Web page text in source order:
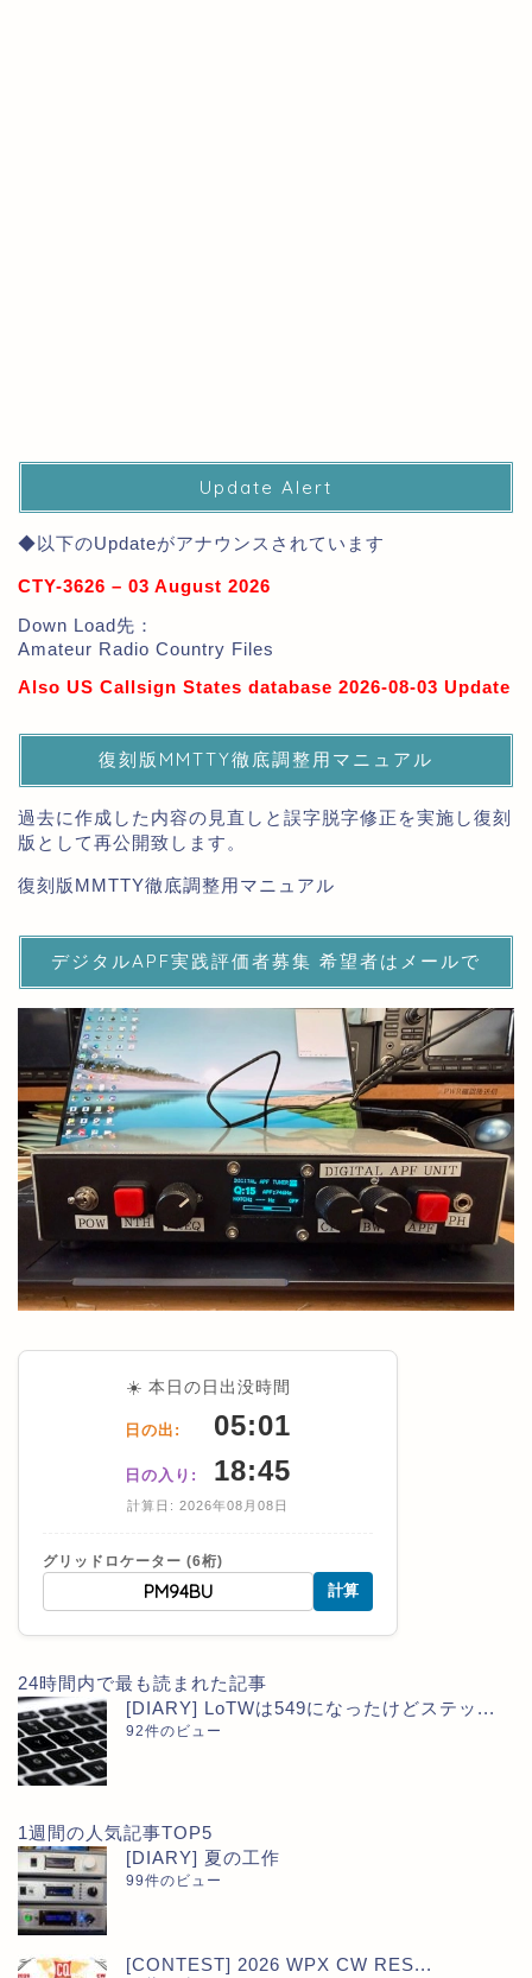
Update Alert
◆以下のUpdateがアナウンスされています
CTY-3626 – 03 August 2026
Down Load先：
Amateur Radio Country Files
Also US Callsign States database 2026-08-03 Update
復刻版MMTTY徹底調整用マニュアル
過去に作成した内容の見直しと誤字脱字修正を実施し復刻
版として再公開致します。
復刻版MMTTY徹底調整用マニュアル
デジタルAPF実践評価者募集 希望者はメールで
☀️ 本日の日出没時間
日の出: 05:01
日の入り: 18:45
計算日: 2026年08月08日
グリッドロケーター (6桁)
計算
24時間内で最も読まれた記事
[DIARY] LoTWは549になったけどステッ...
92件のビュー
1週間の人気記事TOP5
[DIARY] 夏の工作
99件のビュー
[CONTEST] 2026 WPX CW RES...